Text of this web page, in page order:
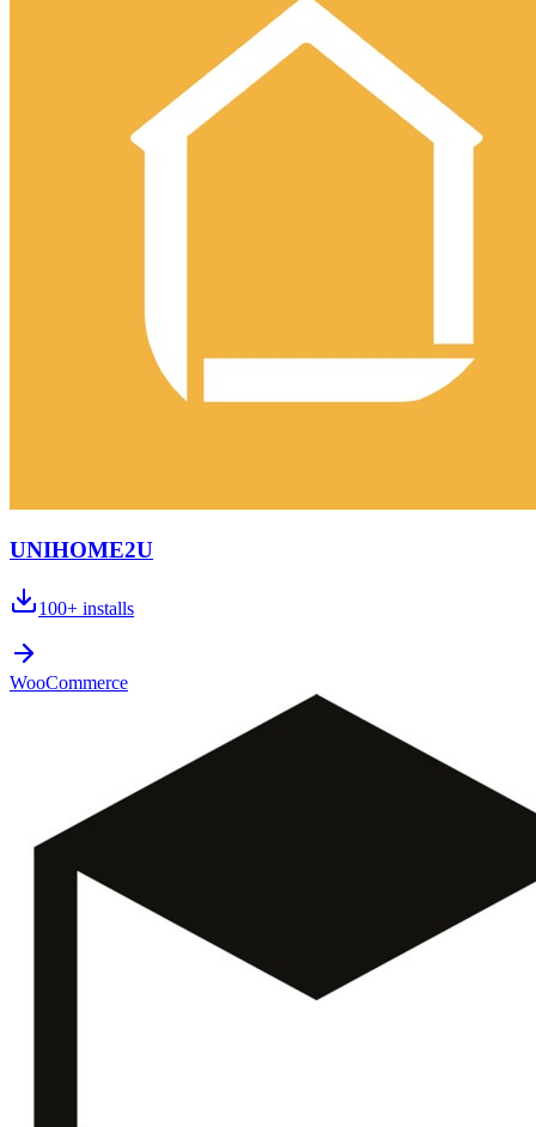
UNIHOME2U
100+ installs
WooCommerce